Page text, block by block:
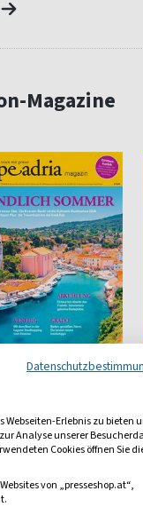
Magazine
Adria Magazin
€
Jahr) 5,00
Webseiten-Erlebnis zu bieten
Analyse unserer
Cookies öffnen Sie
von „presseshop.at“,